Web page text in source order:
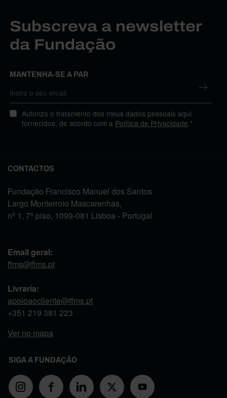
Subscreva a newsletter
da Fundação
MANTENHA-SE A PAR
Autorizo o tratamento dos meus dados pessoais aqui
fornecidos, de acordo com a Política de Privacidade .*
CONTACTOS
Fundação Francisco Manuel dos Santos
Largo Monterroio Mascarenhas,
nº 1, 7º piso, 1099-081 Lisboa - Portugal
Email geral:
ffms@ffms.pt
Livraria:
apoioaocliente@ffms.pt
+351 219 381 223
Ver no mapa
SIGA A FUNDAÇÃO